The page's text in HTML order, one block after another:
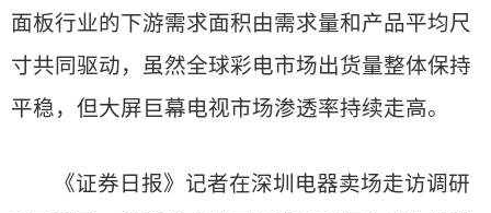
面板行业的下游需求面积由需求量和产品平均尺
寸共同驱动，虽然全球彩电市场出货量整体保持
平稳，但大屏巨幕电视市场渗透率持续走高。
《证券日报》记者在深圳电器卖场走访调研